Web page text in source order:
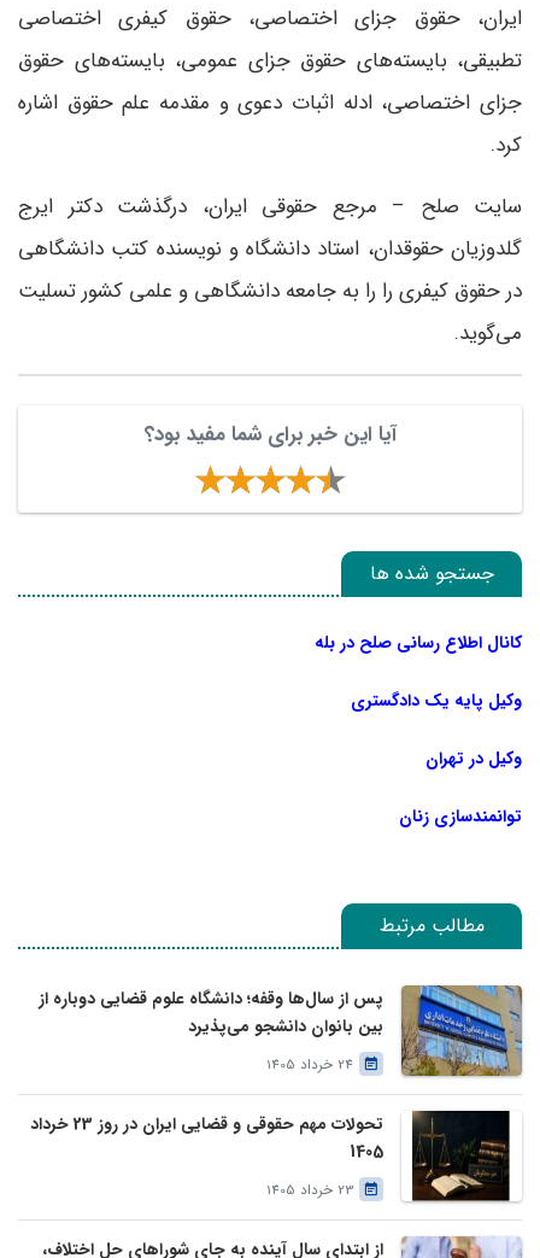
ایران، حقوق جزای اختصاصی، حقوق کیفری اختصاصی
تطبیقی، بایسته‌های حقوق جزای عمومی، بایسته‌های حقوق
جزای اختصاصی، ادله اثبات دعوی و مقدمه علم حقوق اشاره
کرد.
سایت صلح – مرجع حقوقی ایران، درگذشت دکتر ایرج
گلدوزیان حقوقدان، استاد دانشگاه و نویسنده کتب دانشگاهی
در حقوق کیفری را را به جامعه دانشگاهی و علمی کشور تسلیت
می‌گوید.
آیا این خبر برای شما مفید بود؟
جستجو شده ها
کانال اطلاع رسانی صلح در بله
وکیل پایه یک دادگستری
وکیل در تهران
توانمندسازی زنان
مطالب مرتبط
پس از سال‌ها وقفه؛ دانشگاه علوم قضایی دوباره از
بین بانوان دانشجو می‌پذیرد
24 خرداد 1405
تحولات مهم حقوقی و قضایی ایران در روز 23 خرداد
1405
23 خرداد 1405
از ابتدای سال آینده به جای شوراهای حل اختلاف،